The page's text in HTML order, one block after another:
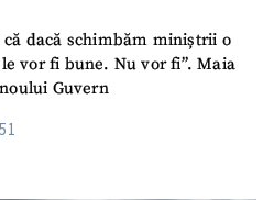
că dacă schimbăm miniștrii o
vor fi bune. Nu vor fi”. Maia
Guvern